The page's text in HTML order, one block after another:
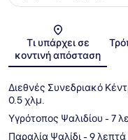
Τι υπάρχει σε
κοντινή απόσταση
Διεθνές Συνεδριακό
0.5 χλμ.
Υγρότοπος Ψαλιδίου - 7
Παραλία Ψαλίδι- 9 λεπτά